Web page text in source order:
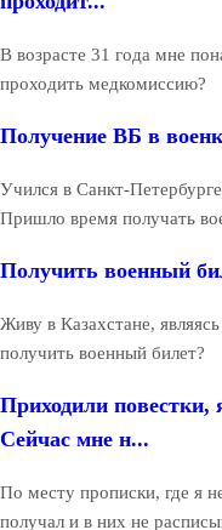
В возрасте 31 года мне
проходить медкомиссию?
Получение ВБ в
Учился в Санкт-
Пришло время получать
Получить военный
Живу в Казахстане,
получить военный билет?
Приходили повестки,
Сейчас мне н...
По месту прописки, где я
получал и в них не